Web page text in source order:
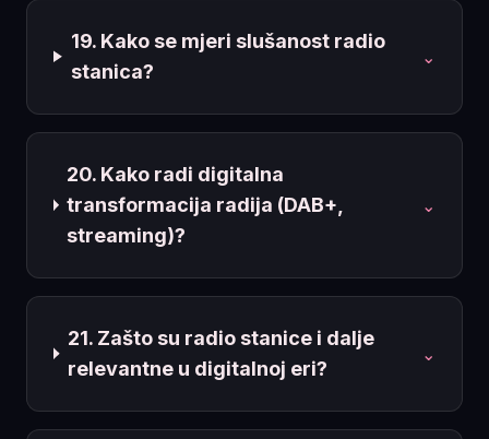
19. Kako se mjeri slušanost radio
stanica?
⌄
20. Kako radi digitalna
transformacija radija (DAB+,
streaming)?
⌄
21. Zašto su radio stanice i dalje
relevantne u digitalnoj eri?
⌄